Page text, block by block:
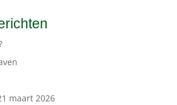
maart 2026